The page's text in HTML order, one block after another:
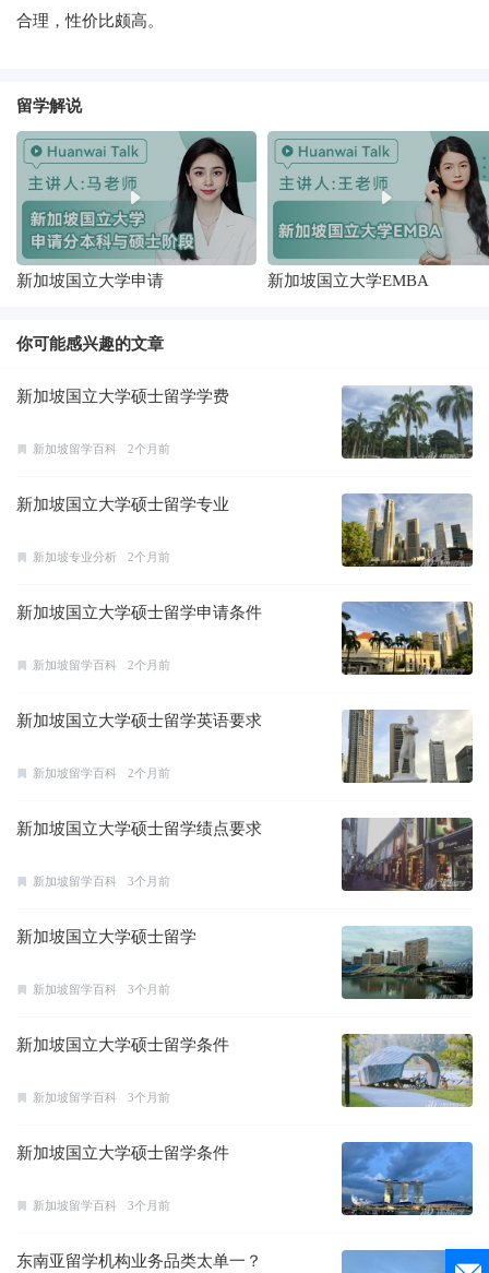
合理，性价比颇高。
留学解说
新加坡国立大学申请 新加坡国立大学EMBA
你可能感兴趣的文章
新加坡国立大学硕士留学学费
新加坡留学百科 2个月前
新加坡国立大学硕士留学专业
新加坡专业分析 2个月前
新加坡国立大学硕士留学申请条件
新加坡留学百科 2个月前
新加坡国立大学硕士留学英语要求
新加坡留学百科 2个月前
新加坡国立大学硕士留学绩点要求
新加坡留学百科 3个月前
新加坡国立大学硕士留学
新加坡留学百科 3个月前
新加坡国立大学硕士留学条件
新加坡留学百科 3个月前
新加坡国立大学硕士留学条件
新加坡留学百科 3个月前
东南亚留学机构业务品类太单一？